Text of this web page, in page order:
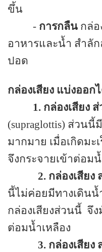
ขึ้น
- การกลืน กล่อ
อาหารและน้ำ สำลั
ปอด
กล่องเสียง แบ่งออก
1. กล่องเสียง
(supraglottis) ส่วนนี้
มากมาย เมื่อเกิดมะ
จึงกระจายเข้าต่อม
2. กล่องเสียง
นี้ไม่ค่อยมีทางเดินน้
กล่องเสียงส่วนนี้ จึง
ต่อมน้ำเหลือง
3. กล่องเสียง